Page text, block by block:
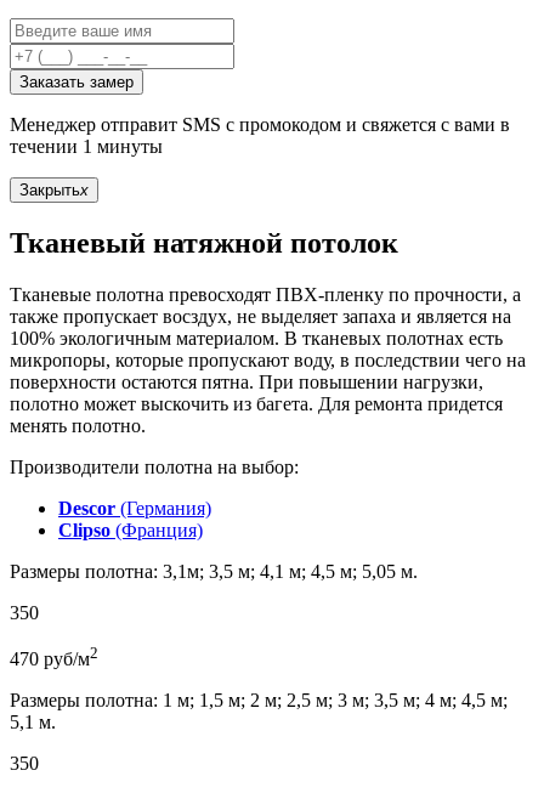
Заказать замер
Менеджер отправит SMS с промокодом и свяжется с вами в
течении 1 минуты
Закрытьx
Тканевый натяжной потолок
Тканевые полотна превосходят ПВХ-пленку по прочности, а
также пропускает восздух, не выделяет запаха и является на
100% экологичным материалом. В тканевых полотнах есть
микропоры, которые пропускают воду, в последствии чего на
поверхности остаются пятна. При повышении нагрузки,
полотно может выскочить из багета. Для ремонта придется
менять полотно.
Производители полотна на выбор:
Descor (Германия)
Clipso (Франция)
Размеры полотна: 3,1м; 3,5 м; 4,1 м; 4,5 м; 5,05 м.
350
470 руб/м2
Размеры полотна: 1 м; 1,5 м; 2 м; 2,5 м; 3 м; 3,5 м; 4 м; 4,5 м;
5,1 м.
350